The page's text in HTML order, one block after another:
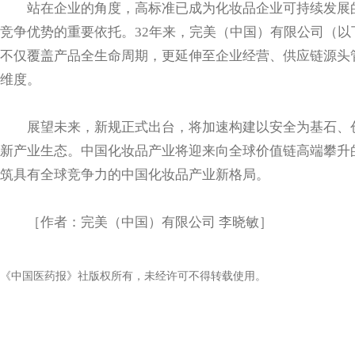
站在企业的角度，高标准已成为化妆品企业可持续发
竞争优势的重要依托。32年来，完美（中国）有限公司（
不仅覆盖产品全生命周期，更延伸至企业经营、供应链源
维度。
展望未来，新规正式出台，将加速构建以安全为基石
新产业生态。中国化妆品产业将迎来向全球价值链高端攀
筑具有全球竞争力的中国化妆品产业新格局。
［作者：完美（中国）有限公司 李晓敏］
《中国医药报》社版权所有，未经许可不得转载使用。